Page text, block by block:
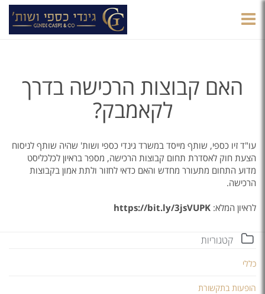
האם קבוצות הרכישה בדרך
לקאמבק?
​עו"ד זיו כספי, שותף מייסד במשרד גינדי כספי ושות' שהיה שותף לניסוח
הצעת חוק לאסדרת תחום קבוצות הרכישה, מספר בראיון לכלכליסט
מדוע התחום מתעורר מחדש והאם כדאי לחזור ולתת אמון בקבוצות
הרכישה.
לראיון המלא: https://bit.ly/3jsVUPK
קטגוריות
כללי
הופעות בתקשורת